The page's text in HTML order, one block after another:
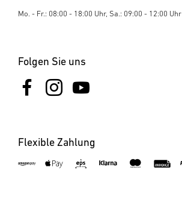
Mo. - Fr.: 08:00 - 18:00 Uhr, Sa.: 09:00 - 12:00 Uhr
Folgen Sie uns
Flexible Zahlung